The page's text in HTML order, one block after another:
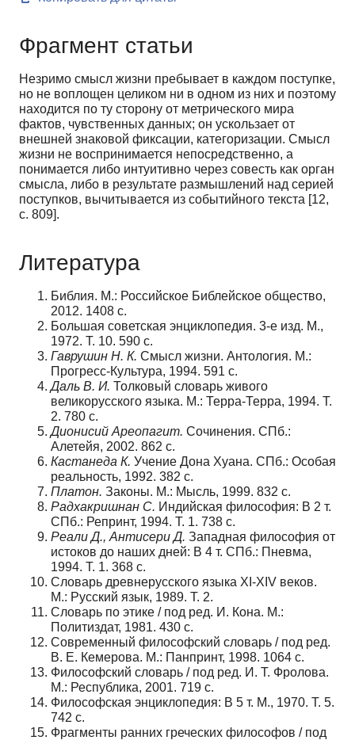
Фрагмент статьи
Незримо смысл жизни пребывает в каждом поступке,
но не воплощен целиком ни в одном из них и поэтому
находится по ту сторону от метрического мира
фактов, чувственных данных; он ускользает от
внешней знаковой фиксации, категоризации. Смысл
жизни не воспринимается непосредственно, а
понимается либо интуитивно через совесть как орган
смысла, либо в результате размышлений над серией
поступков, вычитывается из событийного текста [12,
c. 809].
Литература
Библия. М.: Российское Библейское общество,
2012. 1408 с.
Большая советская энциклопедия. 3-е изд. М.,
1972. Т. 10. 590 с.
Гаврушин Н. К. Смысл жизни. Антология. М.:
Прогресс-Культура, 1994. 591 с.
Даль В. И. Толковый словарь живого
великорусского языка. М.: Терра-Терра, 1994. Т.
2. 780 с.
Дионисий Ареопагит. Сочинения. СПб.:
Алетейя, 2002. 862 с.
Кастанеда К. Учение Дона Хуана. СПб.: Особая
реальность, 1992. 382 с.
Платон. Законы. М.: Мысль, 1999. 832 с.
Радхакришнан С. Индийская философия: В 2 т.
СПб.: Репринт, 1994. Т. 1. 738 с.
Реали Д., Антисери Д. Западная философия от
истоков до наших дней: В 4 т. СПб.: Пневма,
1994. Т. 1. 368 с.
Словарь древнерусского языка XI-XIV веков.
М.: Русский язык, 1989. Т. 2.
Словарь по этике / под ред. И. Кона. М.:
Политиздат, 1981. 430 с.
Современный философский словарь / под ред.
В. Е. Кемерова. М.: Панпринт, 1998. 1064 с.
Философский словарь / под ред. И. Т. Фролова.
М.: Республика, 2001. 719 с.
Философская энциклопедия: В 5 т. М., 1970. Т. 5.
742 с.
Фрагменты ранних греческих философов / под